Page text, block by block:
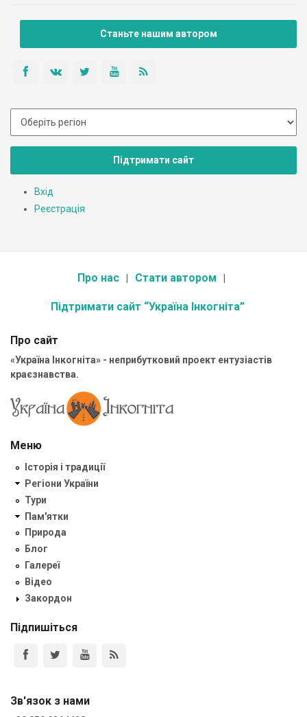
Станьте нашим автором
Підтримати сайт
Вхід
Реєстрація
Про нас Стати автором
Підтримати сайт “Україна Інкогніта”
Про сайт
«Україна Інкогніта» - неприбутковий проект ентузіастів
краєзнавства.
Меню
Історія і традиції
Регіони України
Тури
Пам'ятки
Природа
Блог
Галереї
Відео
Закордон
Підпишіться
Зв'язок з нами